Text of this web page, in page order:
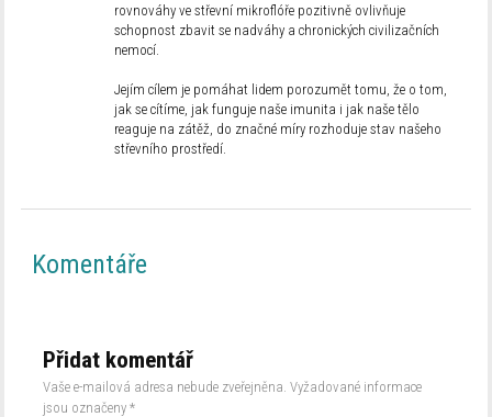
rovnováhy ve střevní mikroflóře pozitivně ovlivňuje
schopnost zbavit se nadváhy a chronických civilizačních
nemocí.
Jejím cílem je pomáhat lidem porozumět tomu, že o tom,
jak se cítíme, jak funguje naše imunita i jak naše tělo
reaguje na zátěž, do značné míry rozhoduje stav našeho
střevního prostředí.
Komentáře
Přidat komentář
Vaše e-mailová adresa nebude zveřejněna. Vyžadované informace
jsou označeny*